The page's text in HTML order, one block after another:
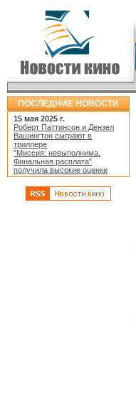
ПОСЛЕДНИЕ НОВОСТИ
15 мая 2025 г.
Роберт Паттинсон и Дензел
Вашингтон сыграют в
триллере
"Миссия: невыполнима.
Финальная расплата"
получила высокие оценки